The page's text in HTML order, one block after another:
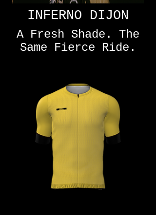
INFERNO DIJON
A Fresh Shade. The
Same Fierce Ride.